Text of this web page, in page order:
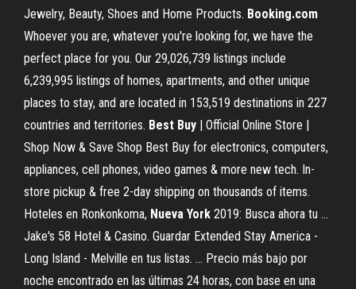
Jewelry, Beauty, Shoes and Home Products. Booking.com
Whoever you are, whatever you're looking for, we have the
perfect place for you. Our 29,026,739 listings include
6,239,995 listings of homes, apartments, and other unique
places to stay, and are located in 153,519 destinations in 227
countries and territories. Best Buy | Official Online Store |
Shop Now & Save Shop Best Buy for electronics, computers,
appliances, cell phones, video games & more new tech. In-
store pickup & free 2-day shipping on thousands of items.
Hoteles en Ronkonkoma, Nueva York 2019: Busca ahora tu ...
Jake's 58 Hotel & Casino. Guardar Extended Stay America -
Long Island - Melville en tus listas. ... Precio más bajo por
noche encontrado en las últimas 24 horas, con base en una